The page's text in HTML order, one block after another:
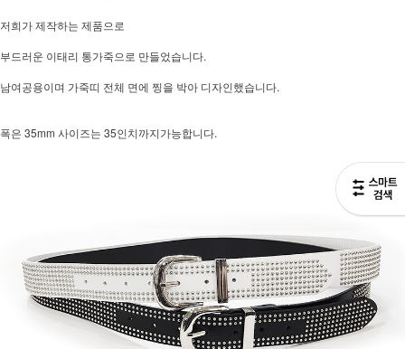
저희가 제작하는 제품으로
부드러운 이태리 통가죽으로 만들었습니다.
남여공용이며 가죽띠 전체 면에 찡을 박아 디자인했습니다.
폭은 35mm 사이즈는 35인치까지가능합니다.